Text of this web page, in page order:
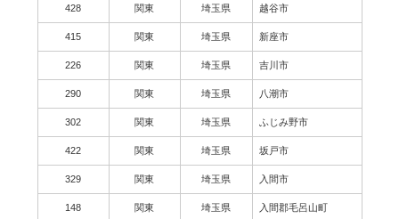
428 関東 埼玉県 越谷市
415 関東 埼玉県 新座市
226 関東 埼玉県 吉川市
290 関東 埼玉県 八潮市
302 関東 埼玉県 ふじみ野市
422 関東 埼玉県 坂戸市
329 関東 埼玉県 入間市
148 関東 埼玉県 入間郡毛呂山町